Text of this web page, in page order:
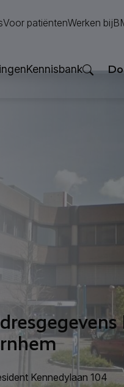
Voor patiëntenWerken bij
Kennisbank
Kennedylaan 104